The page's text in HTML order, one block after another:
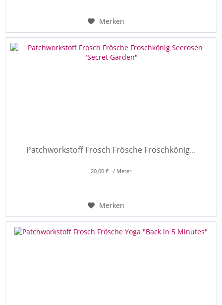
Merken
Patchworkstoff Frosch Frösche Froschkönig...
20,00 € / Meter
Merken